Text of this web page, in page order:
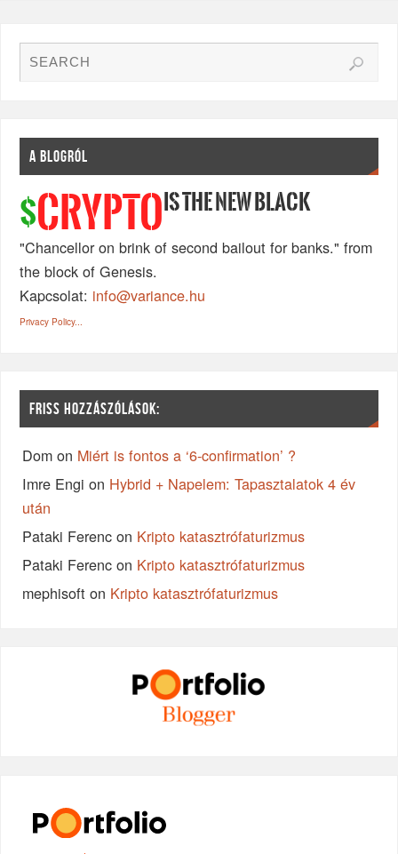
A BLOGRÓL
$CRYPTO IS THE NEW BLACK
"Chancellor on brink of second bailout for banks." from
the block of Genesis.
Kapcsolat: info@variance.hu
Privacy Policy...
FRISS HOZZÁSZÓLÁSOK:
Dom on Miért is fontos a ‘6-confirmation’ ?
Imre Engi on Hybrid + Napelem: Tapasztalatok 4 év
után
Pataki Ferenc on Kripto katasztrófaturizmus
Pataki Ferenc on Kripto katasztrófaturizmus
mephisoft on Kripto katasztrófaturizmus